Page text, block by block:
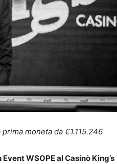
moneta da €1.115.246
Event WSOPE al Casinò King’s